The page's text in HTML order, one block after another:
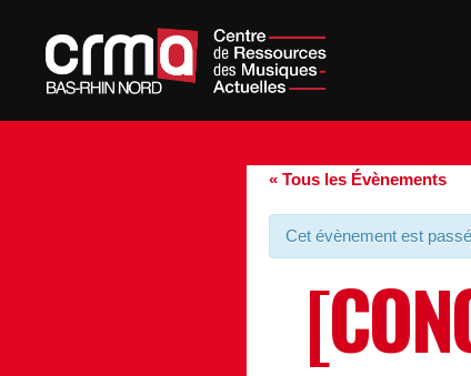
« Tous les Évènements
Cet évènement est passé